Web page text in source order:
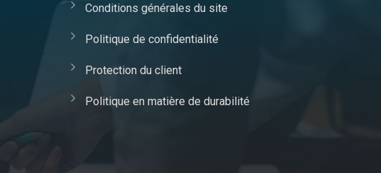
Conditions générales du site
Politique de confidentialité
Protection du client
Politique en matière de durabilité